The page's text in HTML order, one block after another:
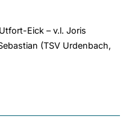
Eick – v.l. Joris
(TSV Urdenbach,